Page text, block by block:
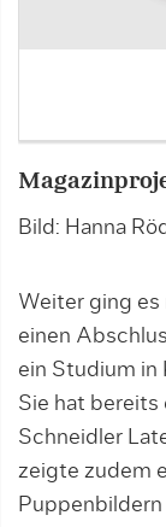
Bild: Hanna
Weiter ging es
einen
ein Studium in
Sie hat
Schneidler
zeigte zudem